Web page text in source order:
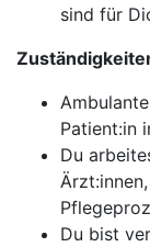
sind für
Patient:in
Du
Du bist